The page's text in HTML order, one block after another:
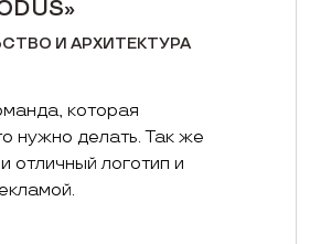
И АРХИТЕКТУРА
которая
нужно делать. Так же
отличный логотип и